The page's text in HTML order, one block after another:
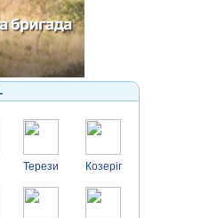
Терези Козеріг